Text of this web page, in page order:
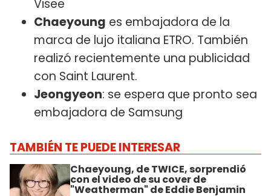
Visee
Chaeyoung es embajadora de la
marca de lujo italiana ETRO. También
realizó recientemente una publicidad
con Saint Laurent.
Jeongyeon: se espera que pronto sea
embajadora de Samsung
TAMBIÉN TE PUEDE INTERESAR
Chaeyoung, de TWICE, sorprendió
con el video de su cover de
"Weatherman" de Eddie Benjamin